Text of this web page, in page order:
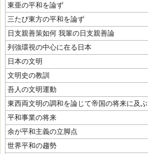
東亜の平和を論ず
三たび東方の平和を論ず
日支親善策如何 我輩の日支親善論
列強環視の中心に在る日本
日本の文明
文明史の教訓
吾人の文明運動
東西両文明の調和を論じて帝国の将来に及ぶ
平和事業の将来
余が平和主義の立脚点
世界平和の趨勢